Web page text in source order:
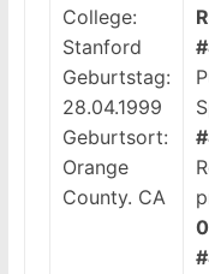
College:
Stanford
Geburtstag:
28.04.1999
Geburtsort:
Orange
County. CA